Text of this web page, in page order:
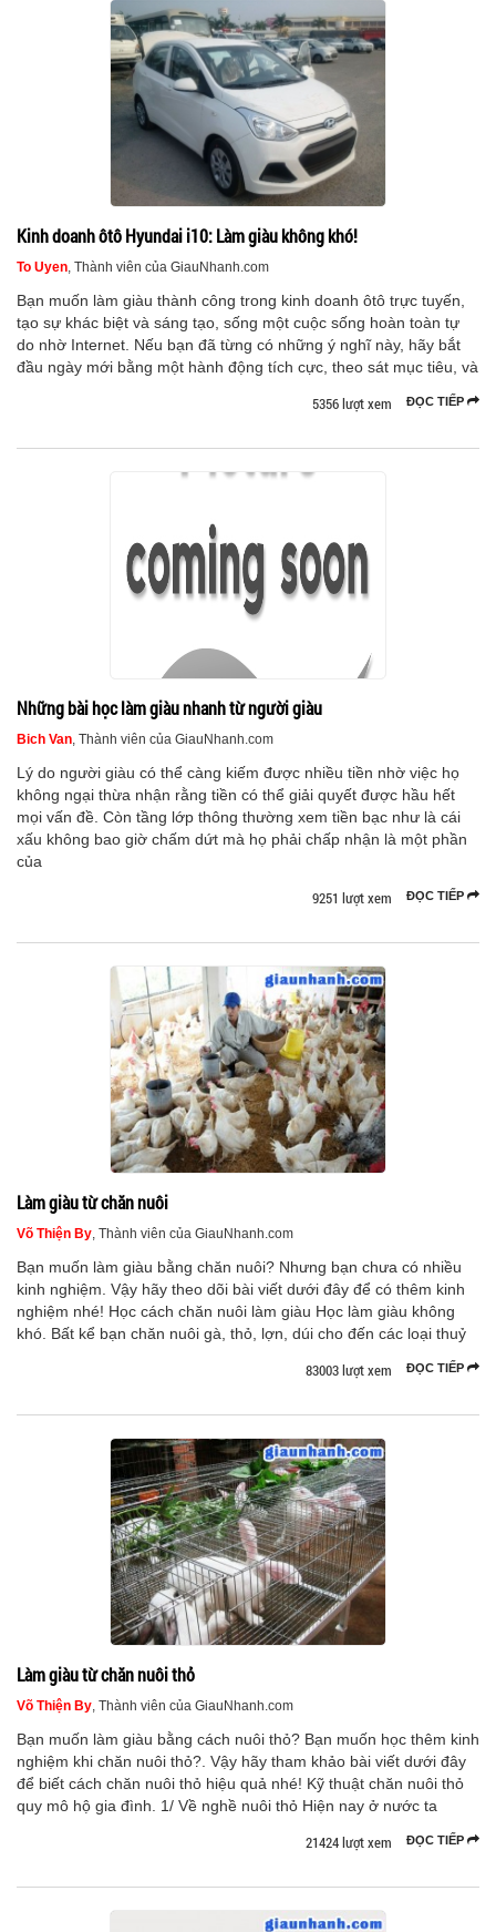
Kinh doanh ôtô Hyundai i10: Làm giàu không khó!
To Uyen, Thành viên của GiauNhanh.com
Bạn muốn làm giàu thành công trong kinh doanh ôtô trực tuyến,
tạo sự khác biệt và sáng tạo, sống một cuộc sống hoàn toàn tự
do nhờ Internet. Nếu bạn đã từng có những ý nghĩ này, hãy bắt
đầu ngày mới bằng một hành động tích cực, theo sát mục tiêu, và
ĐỌC TIẾP
5356 lượt xem
Những bài học làm giàu nhanh từ người giàu
Bich Van, Thành viên của GiauNhanh.com
Lý do người giàu có thể càng kiếm được nhiều tiền nhờ việc họ
không ngại thừa nhận rằng tiền có thể giải quyết được hầu hết
mọi vấn đề. Còn tầng lớp thông thường xem tiền bạc như là cái
xấu không bao giờ chấm dứt mà họ phải chấp nhận là một phần
của
ĐỌC TIẾP
9251 lượt xem
Làm giàu từ chăn nuôi
Võ Thiện By, Thành viên của GiauNhanh.com
Bạn muốn làm giàu bằng chăn nuôi? Nhưng bạn chưa có nhiều
kinh nghiệm. Vậy hãy theo dõi bài viết dưới đây để có thêm kinh
nghiệm nhé! Học cách chăn nuôi làm giàu Học làm giàu không
khó. Bất kể bạn chăn nuôi gà, thỏ, lợn, dúi cho đến các loại thuỷ
ĐỌC TIẾP
83003 lượt xem
Làm giàu từ chăn nuôi thỏ
Võ Thiện By, Thành viên của GiauNhanh.com
Bạn muốn làm giàu bằng cách nuôi thỏ? Bạn muốn học thêm kinh
nghiệm khi chăn nuôi thỏ?. Vậy hãy tham khảo bài viết dưới đây
để biết cách chăn nuôi thỏ hiệu quả nhé! Kỹ thuật chăn nuôi thỏ
quy mô hộ gia đình. 1/ Về nghề nuôi thỏ Hiện nay ở nước ta
ĐỌC TIẾP
21424 lượt xem